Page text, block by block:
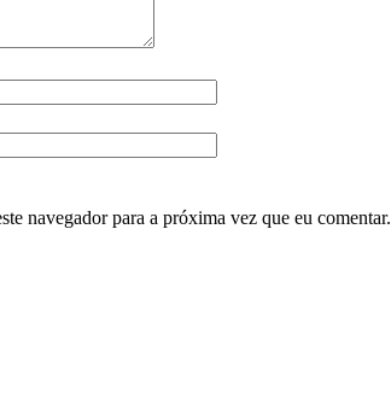
navegador para a próxima vez que eu comentar.